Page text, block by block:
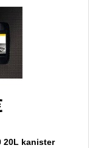
20L kanister